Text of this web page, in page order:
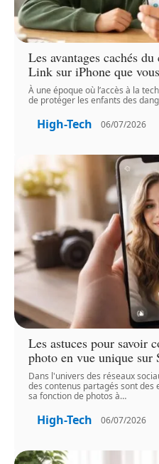
Les avantages cachés
Link sur iPhone que
À une époque où l’accès à la
de protéger les enfants des
High-Tech 06/07/2026
Les astuces pour savoir
photo en vue unique sur
Dans l'univers des réseaux
des contenus partagés sont des
sa fonction de photos à…
High-Tech 06/07/2026